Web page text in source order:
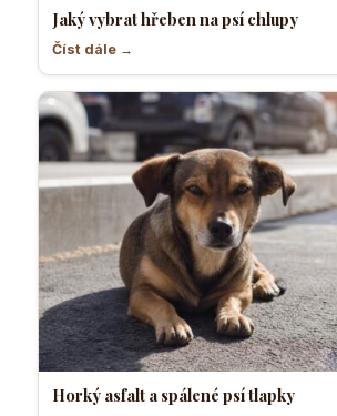
Jaký vybrat hřeben na psí chlupy
Číst dále →
Horký asfalt a spálené psí tlapky